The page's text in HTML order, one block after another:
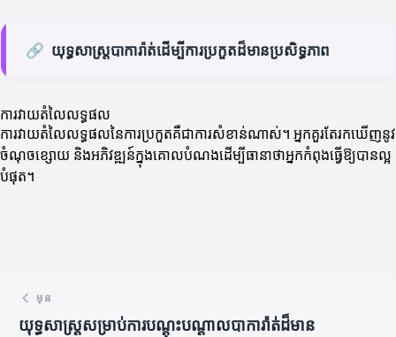
🔗 យុទ្ធសាស្ត្របាការ៉ាត់ដើម្បីការប្រកួតដ៏មានប្រសិទ្ធភាព
ការវាយតំលៃលទ្ធផល
ការវាយតំលៃលទ្ធផលនៃការប្រកួតគឺជាការសំខាន់ណាស់។ អ្នកគួរតែរកឃើញនូវ
ចំណុចខ្សោយ និងអភិវឌ្ឍន៍ក្នុងគោលបំណងដើម្បីធានាថាអ្នកកំពុងធ្វើឱ្យបានល្អ
បំផុត។
មុន
យុទ្ធសាស្ត្រសម្រាប់ការបណ្តុះបណ្តាលបាការ៉ាត់ដ៏មាន